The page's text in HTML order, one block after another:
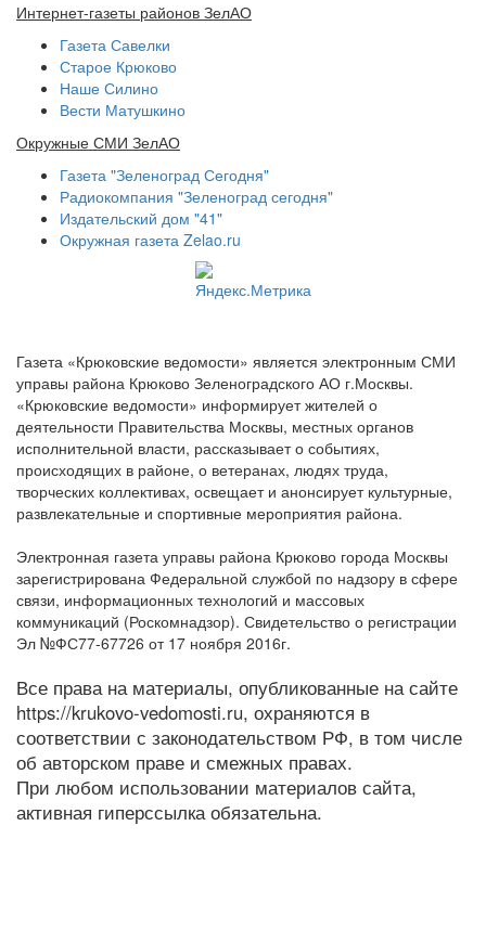
Интернет-газеты районов ЗелАО
Газета Савелки
Старое Крюково
Наше Силино
Вести Матушкино
Окружные СМИ ЗелАО
Газета "Зеленоград Сегодня"
Радиокомпания "Зеленоград сегодня"
Издательский дом "41"
Окружная газета Zelao.ru
Газета «Крюковские ведомости» является электронным СМИ
управы района Крюково Зеленоградского АО г.Москвы.
«Крюковские ведомости» информирует жителей о
деятельности Правительства Москвы, местных органов
исполнительной власти, рассказывает о событиях,
происходящих в районе, о ветеранах, людях труда,
творческих коллективах, освещает и анонсирует культурные,
развлекательные и спортивные мероприятия района.
Электронная газета управы района Крюково города Москвы
зарегистрирована Федеральной службой по надзору в сфере
связи, информационных технологий и массовых
коммуникаций (Роскомнадзор). Свидетельство о регистрации
Эл №ФС77-67726 от 17 ноября 2016г.
Все права на материалы, опубликованные на сайте
https://krukovo-vedomosti.ru, охраняются в
соответствии с законодательством РФ, в том числе
об авторском праве и смежных правах.
При любом использовании материалов сайта,
активная гиперссылка обязательна.